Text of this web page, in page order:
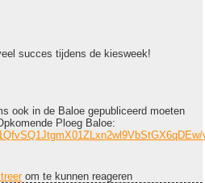
succes tijdens de kiesweek!
ook in de Baloe gepubliceerd moeten
Ploeg Baloe:
om te kunnen reageren